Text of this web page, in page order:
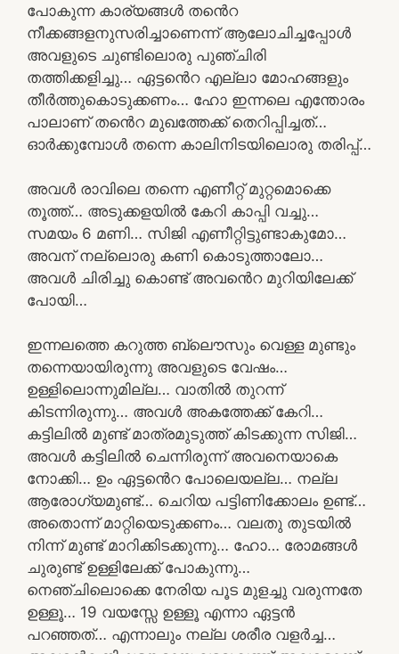
പോകുന്ന കാര്യങ്ങൾ തൻെറ
നീക്കങ്ങളനുസരിച്ചാണെന്ന് ആലോചിച്ചപ്പോൾ
അവളുടെ ചുണ്ടിലൊരു പുഞ്ചിരി
തത്തിക്കളിച്ചു… ഏട്ടൻെറ എല്ലാ മോഹങ്ങളും
തീർത്തുകൊടുക്കണം… ഹോ ഇന്നലെ എന്തോരം
പാലാണ് തൻെറ മുഖത്തേക്ക് തെറിപ്പിച്ചത്…
ഓർക്കുമ്പോൾ തന്നെ കാലിനിടയിലൊരു തരിപ്പ്…
അവൾ രാവിലെ തന്നെ എണീറ്റ് മുറ്റമൊക്കെ
തൂത്ത്… അടുക്കളയിൽ കേറി കാപ്പി വച്ചു…
സമയം 6 മണി… സിജി എണീറ്റിട്ടുണ്ടാകുമോ…
അവന് നല്ലൊരു കണി കൊടുത്താലോ…
അവൾ ചിരിച്ചു കൊണ്ട് അവൻെറ മുറിയിലേക്ക്
പോയി…
ഇന്നലത്തെ കറുത്ത ബ്ലൌസും വെള്ള മുണ്ടും
തന്നെയായിരുന്നു അവളുടെ വേഷം…
ഉള്ളിലൊന്നുമില്ല… വാതിൽ തുറന്ന്
കിടന്നിരുന്നു… അവൾ അകത്തേക്ക് കേറി…
കട്ടിലിൽ മുണ്ട് മാത്രമുടുത്ത് കിടക്കുന്ന സിജി…
അവൾ കട്ടിലിൽ ചെന്നിരുന്ന് അവനെയാകെ
നോക്കി… ഉം ഏട്ടൻെറ പോലെയല്ല… നല്ല
ആരോഗ്യമുണ്ട്… ചെറിയ പട്ടിണിക്കോലം ഉണ്ട്…
അതൊന്ന് മാറ്റിയെടുക്കണം… വലതു തുടയിൽ
നിന്ന് മുണ്ട് മാറിക്കിടക്കുന്നു… ഹോ… രോമങ്ങൾ
ചുരുണ്ട് ഉള്ളിലേക്ക് പോകുന്നു…
നെഞ്ചിലൊക്കെ നേരിയ പൂട മുളച്ചു വരുന്നതേ
ഉള്ളൂ… 19 വയസ്സേ ഉള്ളൂ എന്നാ ഏട്ടൻ
പറഞ്ഞത്… എന്നാലും നല്ല ശരീര വളർച്ച…